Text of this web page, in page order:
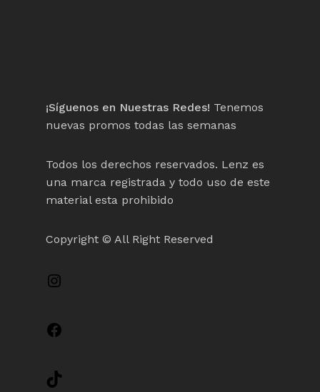
¡Síguenos en Nuestras Redes! Tenemos
nuevas promos todas las semanas
Todos los derechos reservados. Lenz es
una marca registrada y todo uso de este
material esta prohibido
Copyright © All Right Reserved